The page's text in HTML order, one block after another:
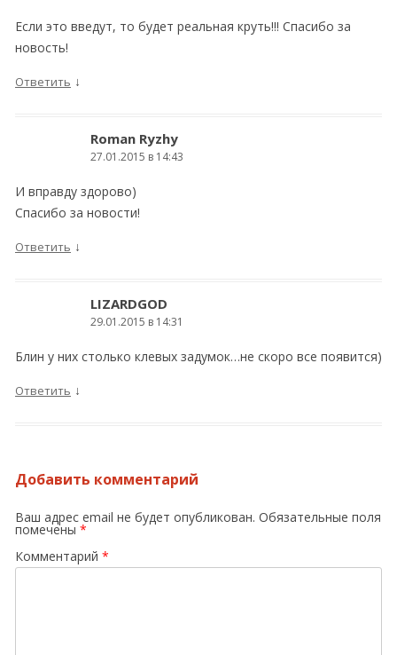
Если это введут, то будет реальная круть!!! Спасибо за
новость!
Ответить ↓
Roman Ryzhy
27.01.2015 в 14:43
И вправду здорово)
Спасибо за новости!
Ответить ↓
LIZARDGOD
29.01.2015 в 14:31
Блин у них столько клевых задумок…не скоро все появится)
Ответить ↓
Добавить комментарий
Ваш адрес email не будет опубликован. Обязательные поля
помечены *
Комментарий *